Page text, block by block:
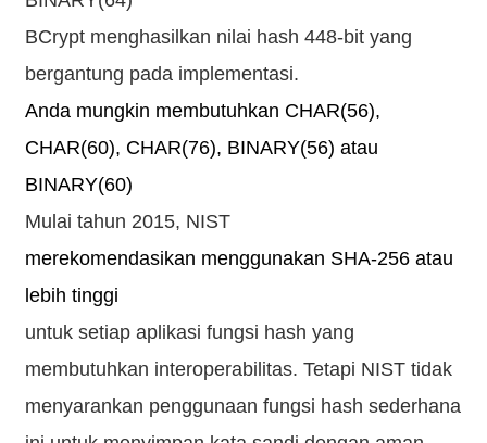
BCrypt menghasilkan nilai hash 448-bit yang
bergantung pada implementasi.
Anda mungkin membutuhkan CHAR(56),
CHAR(60), CHAR(76), BINARY(56) atau
BINARY(60)
Mulai tahun 2015, NIST
merekomendasikan menggunakan SHA-256 atau
lebih tinggi
untuk setiap aplikasi fungsi hash yang
membutuhkan interoperabilitas. Tetapi NIST tidak
menyarankan penggunaan fungsi hash sederhana